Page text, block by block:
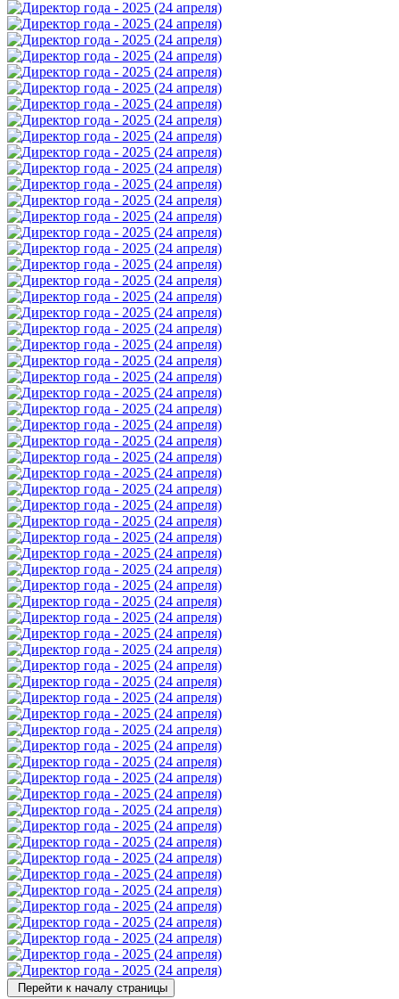
Перейти к началу страницы